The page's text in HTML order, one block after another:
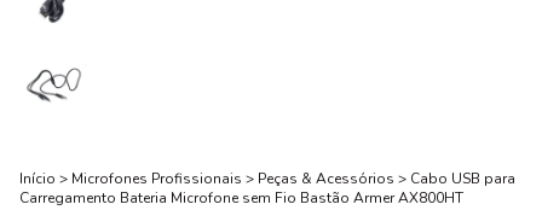
Início > Microfones Profissionais > Peças & Acessórios > Cabo USB para
Carregamento Bateria Microfone sem Fio Bastão Armer AX800HT